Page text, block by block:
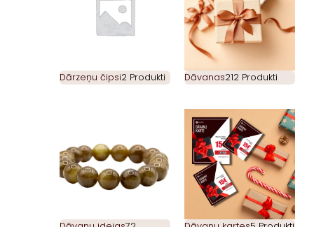
Dārzeņu čipsi2 Produkti Dāvanas212 Produkti